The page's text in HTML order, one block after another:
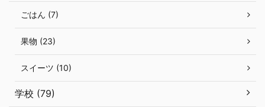
ごはん (7)
果物 (23)
スイーツ (10)
学校 (79)